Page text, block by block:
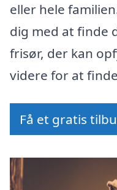
eller hele
dig med at finde
frisør, der kan
videre for at
Få et gratis